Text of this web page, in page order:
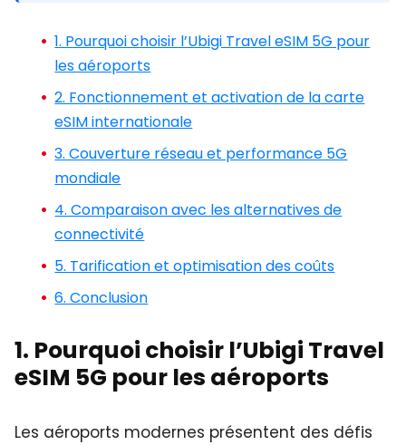
1. Pourquoi choisir l’Ubigi Travel eSIM 5G pour
les aéroports
2. Fonctionnement et activation de la carte
eSIM internationale
3. Couverture réseau et performance 5G
mondiale
4. Comparaison avec les alternatives de
connectivité
5. Tarification et optimisation des coûts
6. Conclusion
1. Pourquoi choisir l’Ubigi Travel
eSIM 5G pour les aéroports
Les aéroports modernes présentent des défis